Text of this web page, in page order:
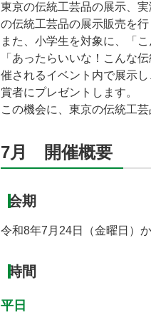
東京の伝統工芸品の展示、
の伝統工芸品の展示販売を
また、小学生を対象に、「
「あったらいいな！こんな
催されるイベント内で展示
賞者にプレゼントします。
この機会に、東京の伝統工
7月 開催概要
会期
令和8年7月24日（金曜日）
時間
平日